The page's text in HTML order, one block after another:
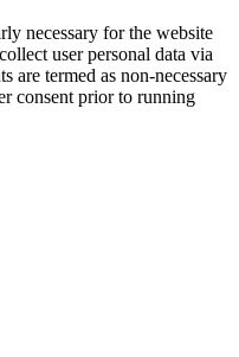
necessary for the website
user personal data via
are termed as non-necessary
consent prior to running